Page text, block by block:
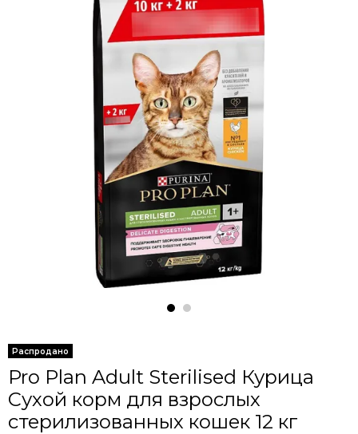
Распродано
Pro Plan Adult Sterilised Курица
Сухой корм для взрослых
стерилизованных кошек 12 кг